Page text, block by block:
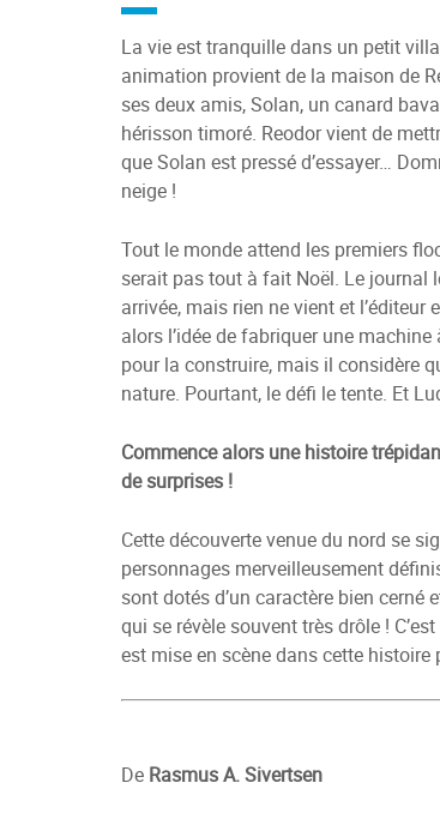
La vie est tranquille dans un petit
animation provient de la maison de
ses deux amis, Solan, un canard
hérisson timoré. Reodor vient de
que Solan est pressé d’essayer…
neige !
Tout le monde attend les premiers
serait pas tout à fait Noël. Le journal
arrivée, mais rien ne vient et l’éditeur
alors l’idée de fabriquer une
pour la construire, mais il considère
nature. Pourtant, le défi le tente. Et
Commence alors une histoire
de surprises !
Cette découverte venue du nord se
personnages merveilleusement
sont dotés d’un caractère bien cerné
qui se révèle souvent très drôle !
est mise en scène dans cette histoire
De Rasmus A. Sivertsen